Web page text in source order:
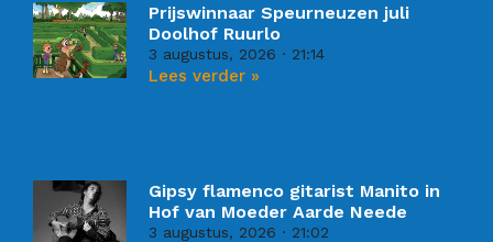
Prijswinnaar Speurneuzen juli
Doolhof Ruurlo
3 augustus, 2026 21:14
Lees verder »
Gipsy flamenco gitarist Manito in
Hof van Moeder Aarde Neede
3 augustus, 2026 21:02